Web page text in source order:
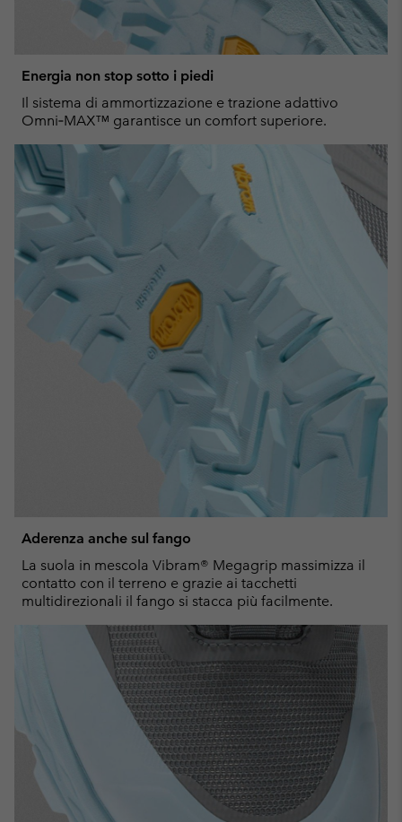
Energia non stop sotto i piedi
Il sistema di ammortizzazione e trazione adattivo
Omni‑MAX™ garantisce un comfort superiore.
Aderenza anche sul fango
La suola in mescola Vibram® Megagrip massimizza il
contatto con il terreno e grazie ai tacchetti
multidirezionali il fango si stacca più facilmente.